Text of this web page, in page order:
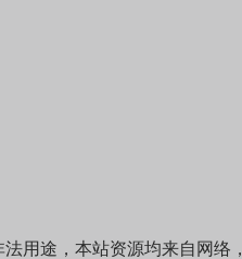
用途，本站资源均来自网络，